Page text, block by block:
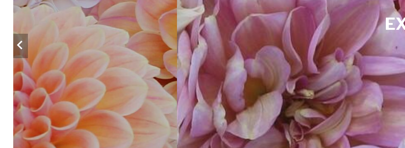
EXCLUSIVE
And a 100% bloom guarantee
SHOP NOW